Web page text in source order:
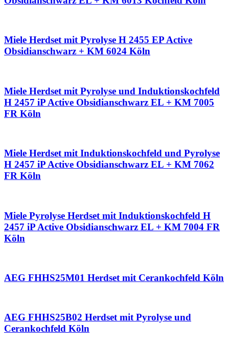
Miele Herdset mit Pyrolyse H 2455 EP Active
Obsidianschwarz + KM 6024 Köln
Miele Herdset mit Pyrolyse und Induktionskochfeld
H 2457 iP Active Obsidianschwarz EL + KM 7005
FR Köln
Miele Herdset mit Induktionskochfeld und Pyrolyse
H 2457 iP Active Obsidianschwarz EL + KM 7062
FR Köln
Miele Pyrolyse Herdset mit Induktionskochfeld H
2457 iP Active Obsidianschwarz EL + KM 7004 FR
Köln
AEG FHHS25M01 Herdset mit Cerankochfeld Köln
AEG FHHS25B02 Herdset mit Pyrolyse und
Cerankochfeld Köln